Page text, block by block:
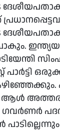
ആള്‍
ഗവര്‍ണര്‍